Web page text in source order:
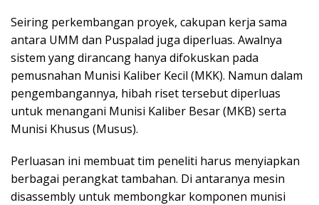
Seiring perkembangan proyek, cakupan kerja sama
antara UMM dan Puspalad juga diperluas. Awalnya
sistem yang dirancang hanya difokuskan pada
pemusnahan Munisi Kaliber Kecil (MKK). Namun dalam
pengembangannya, hibah riset tersebut diperluas
untuk menangani Munisi Kaliber Besar (MKB) serta
Munisi Khusus (Musus).
Perluasan ini membuat tim peneliti harus menyiapkan
berbagai perangkat tambahan. Di antaranya mesin
disassembly untuk membongkar komponen munisi